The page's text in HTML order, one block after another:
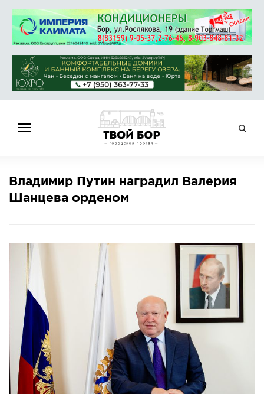
НОВОСТИ
СПРАВОЧНИК
ГОЛОСОВАНИЯ
ПРЕДЛОЖИТЬ НОВОСТЬ
ФОТО
Владимир Путин наградил Валерия
Шанцева орденом